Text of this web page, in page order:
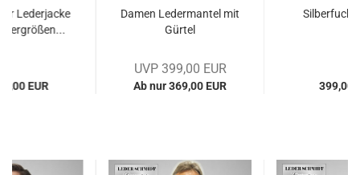
Le­der­ja­cke
EUR
Damen Le­der­man­tel mit
Gür­tel
UVP 399,00 EUR
Ab nur 369,00 EUR 399,00